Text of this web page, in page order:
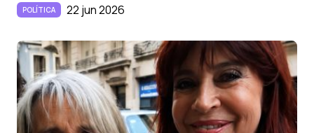
POLÍTICA 22 jun 2026